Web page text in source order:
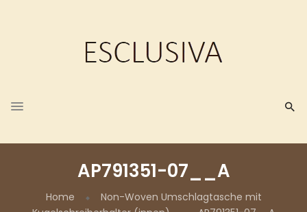
AP791351-07__A
Home
Non-Woven Umschlagtasche mit